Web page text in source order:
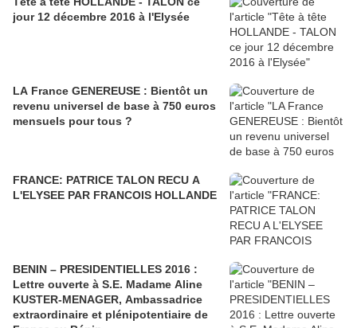
jour 12 décembre 2016 à l'Elysée
LA France GENEREUSE : Bientôt un
revenu universel de base à 750 euros
mensuels pour tous ?
FRANCE: PATRICE TALON RECU A
L'ELYSEE PAR FRANCOIS HOLLANDE
BENIN – PRESIDENTIELLES 2016 :
Lettre ouverte à S.E. Madame Aline
KUSTER-MENAGER, Ambassadrice
extraordinaire et plénipotentiaire de